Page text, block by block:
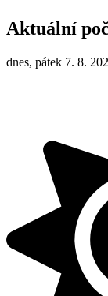
Aktuální
dnes, pátek 7. 8.